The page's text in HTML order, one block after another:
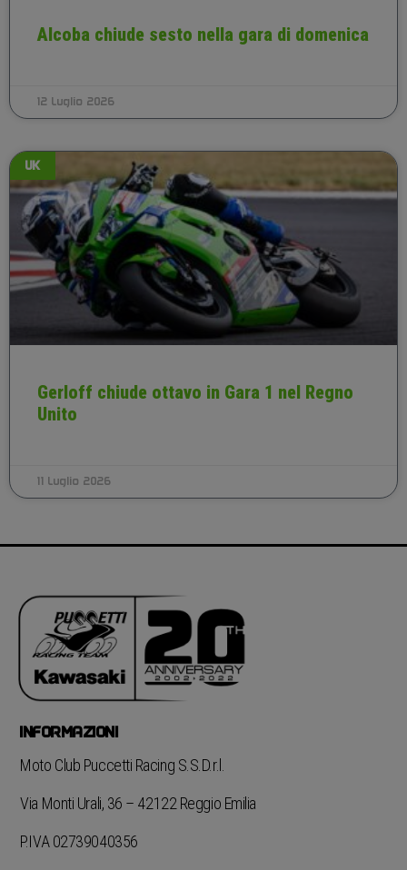
Alcoba chiude sesto nella gara di domenica
12 Luglio 2026
UK
Gerloff chiude ottavo in Gara 1 nel Regno
Unito
11 Luglio 2026
INFORMAZIONI
Moto Club Puccetti Racing S.S.D.r.l.
Via Monti Urali, 36 – 42122 Reggio Emilia
P.IVA 02739040356